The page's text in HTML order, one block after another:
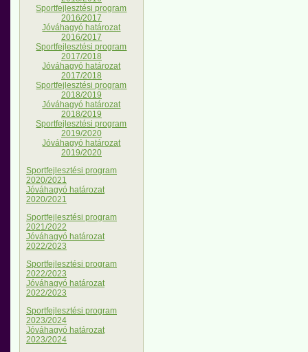
Sportfejlesztési program
2016/2017
Jóváhagyó határozat
2016/2017
Sportfejlesztési program
2017/2018
Jóváhagyó határozat
2017/2018
Sportfejlesztési program
2018/2019
Jóváhagyó határozat
2018/2019
Sportfejlesztési program
2019/2020
Jóváhagyó határozat
2019/2020
Sportfejlesztési program
2020/2021
Jóváhagyó határozat
2020/2021
Sportfejlesztési program
2021/2022
Jóváhagyó határozat
2022/2023
Sportfejlesztési program
2022/2023
Jóváhagyó határozat
2022/2023
Sportfejlesztési program
2023/2024
Jóváhagyó határozat
2023/2024